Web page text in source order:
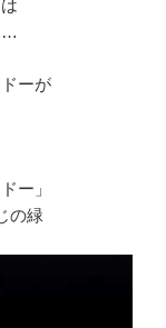
…
ーが
ー」
の緑